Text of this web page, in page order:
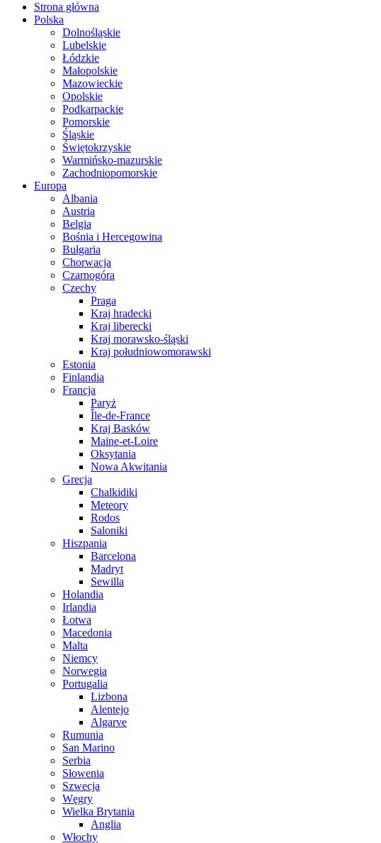
Strona główna
Polska
Dolnośląskie
Lubelskie
Łódzkie
Małopolskie
Mazowieckie
Opolskie
Podkarpackie
Pomorskie
Śląskie
Świętokrzyskie
Warmińsko-mazurskie
Zachodniopomorskie
Europa
Albania
Austria
Belgia
Bośnia i Hercegowina
Bułgaria
Chorwacja
Czarnogóra
Czechy
Praga
Kraj hradecki
Kraj liberecki
Kraj morawsko-śląski
Kraj południowomorawski
Estonia
Finlandia
Francja
Paryż
Île-de-France
Kraj Basków
Maine-et-Loire
Oksytania
Nowa Akwitania
Grecja
Chalkidiki
Meteory
Rodos
Saloniki
Hiszpania
Barcelona
Madryt
Sewilla
Holandia
Irlandia
Łotwa
Macedonia
Malta
Niemcy
Norwegia
Portugalia
Lizbona
Alentejo
Algarve
Rumunia
San Marino
Serbia
Słowenia
Szwecja
Węgry
Wielka Brytania
Anglia
Włochy